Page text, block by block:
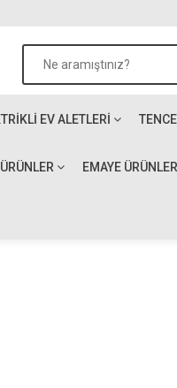
EV ALETLERI
EMAYE ÜRÜNLER